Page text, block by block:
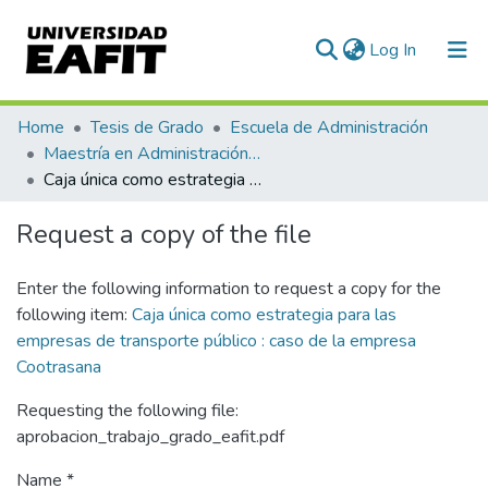
Log In (current)
Communities & Collections
All of DSpace
Home Tesis de Grado
Escuela de Administración
Maestría en Administración - MBA (tesis)
Caja única como estrategia para las empresas de transporte público : caso de la empresa Cootrasana
Request a copy of the file
Enter the following information to request a copy for the
following item: Caja única como estrategia para las
empresas de transporte público : caso de la empresa
Cootrasana
Requesting the following file:
aprobacion_trabajo_grado_eafit.pdf
Name *